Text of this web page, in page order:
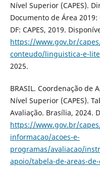
Nível Superior (CAPES).
Documento de Área
DF: CAPES, 2019.
https://www.gov.br/
conteudo/linguistica-e-
2025.
BRASIL. Coordenação de
Nível Superior (CAPES).
Avaliação. Brasília, 2024.
https://www.gov.br/
informacao/acoes-e-
programas/avaliacao/
apoio/tabela-de-areas-